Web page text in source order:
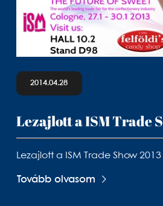
2014.04.28
Lezajlott a ISM Trade
Lezajlott a ISM Trade Show 2013
Tovább olvasom